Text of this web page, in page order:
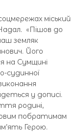
міський
«Пішов до
земляк
Його
на Сумщині
судинної
у дописі.
родині,
побратимам
Герою.